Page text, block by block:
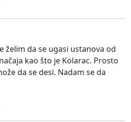
želim da se ugasi ustanova od
kao što je Kolarac. Prosto
da se desi. Nadam se da